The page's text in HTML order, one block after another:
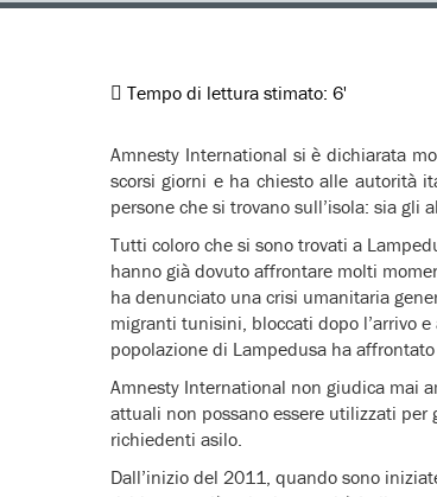
Tempo di lettura stimato: 6'
Amnesty International si è dichiarata
scorsi giorni e ha chiesto alle autorità
persone che si trovano sull’isola: sia
Tutti coloro che si sono trovati a
hanno già dovuto affrontare molti
ha denunciato una crisi umanitaria
migranti tunisini, bloccati dopo l’arrivo
popolazione di Lampedusa ha
Amnesty International non giudica mai
attuali non possano essere utilizzati
richiedenti asilo.
Dall’inizio del 2011, quando sono